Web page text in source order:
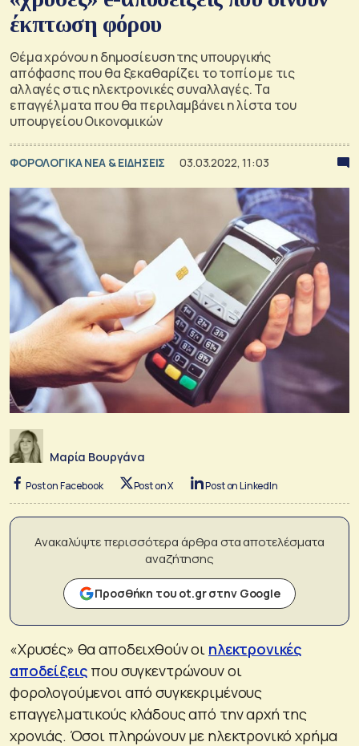
έκπτωση φόρου
Θέμα χρόνου η δημοσίευση της υπουργικής
απόφασης που θα ξεκαθαρίζει το τοπίο με τις
αλλαγές στις ηλεκτρονικές συναλλαγές. Τα
επαγγέλματα που θα περιλαμβάνει η λίστα του
υπουργείου Οικονομικών
ΦΟΡΟΛΟΓΙΚΑ ΝΕΑ & EΙΔΗΣΕΙΣ 03.03.2022, 11:03
Μαρία Βουργάνα
Post on Facebook Post on X Post on LinkedIn
Ανακαλύψτε περισσότερα άρθρα στα αποτελέσματα
αναζήτησης
Προσθήκη του ot.gr στην Google
«Χρυσές» θα αποδειχθούν οι ηλεκτρονικές
αποδείξεις που συγκεντρώνουν οι
φορολογούμενοι από συγκεκριμένους
επαγγελματικούς κλάδους από την αρχή της
χρονιάς. Όσοι πληρώνουν με ηλεκτρονικό χρήμα